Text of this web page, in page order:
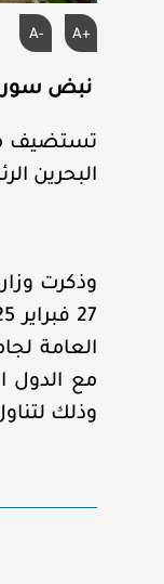
A+
A-
نبض
البحرين
وذكرت
العامة
مع الدول
وذلك